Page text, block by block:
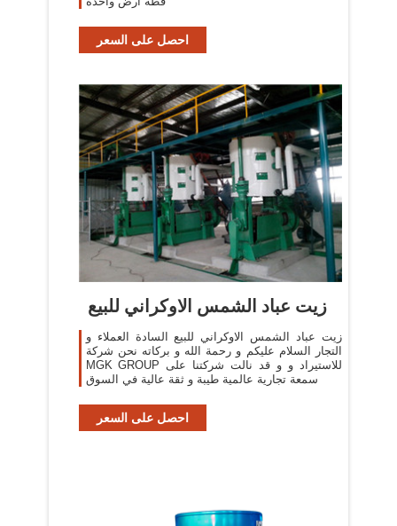
احصل على السعر
زيت عباد الشمس الاوكراني للبيع
زيت عباد الشمس الاوكراني للبيع السادة العملاء و
التجار السلام عليكم و رحمة الله و بركاته نحن شركة
MGK GROUP للاستيراد و و قد نالت شركتنا على
سمعة تجارية عالمية طيبة و ثقة عالية في السوق
احصل على السعر